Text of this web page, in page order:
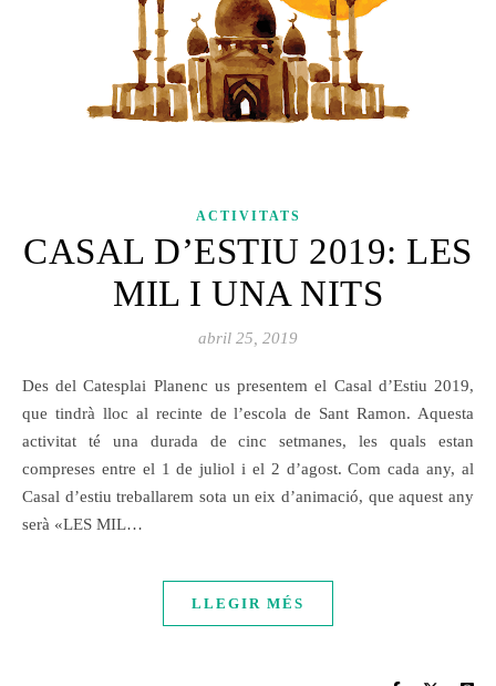
ACTIVITATS
CASAL D’ESTIU 2019: LES
MIL I UNA NITS
abril 25, 2019
Des del Catesplai Planenc us presentem el Casal d’Estiu 2019,
que tindrà lloc al recinte de l’escola de Sant Ramon. Aquesta
activitat té una durada de cinc setmanes, les quals estan
compreses entre el 1 de juliol i el 2 d’agost. Com cada any, al
Casal d’estiu treballarem sota un eix d’animació, que aquest any
serà «LES MIL…
LLEGIR MÉS